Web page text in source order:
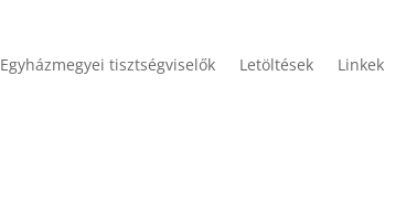
Egyházmegyei tisztségviselők Letöltések Linkek